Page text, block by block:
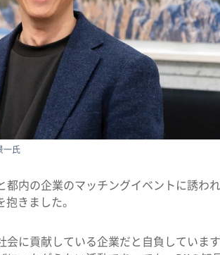
一氏
都内の企業のマッチングイベントに誘わ
きました。
に貢献している企業だと自負していま